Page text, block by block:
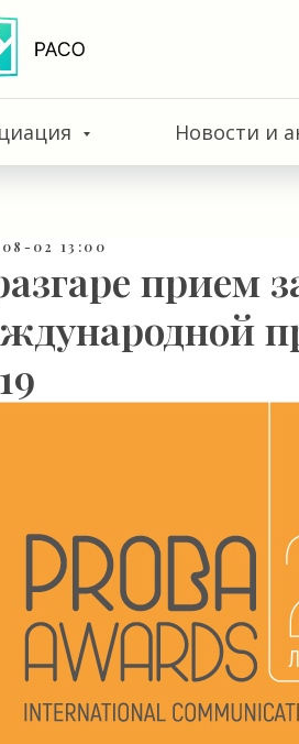
Новости и
02 13:00
прием